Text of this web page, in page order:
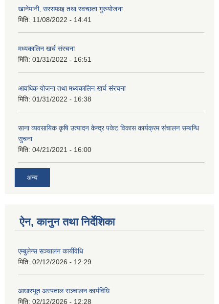
खानेपानी, सरसफाइ तथा स्वच्छता गुरुयोजना
मिति: 11/08/2022 - 14:41
मध्यकालिन खर्च संरचना
मिति: 01/31/2022 - 16:51
आवधिक योजना तथा मध्यकालिन खर्च संरचना
मिति: 01/31/2022 - 16:38
साना व्यवसायिक कृषि उत्पादन केन्द्र पकेट विकास कार्यक्रम संचालन सम्बन्धि
सुचना
मिति: 04/21/2021 - 16:00
अन्य
ऐन, कानुन तथा निर्देशिका
एम्बुलेन्स सञ्चालन कार्यविधि
मिति: 02/12/2026 - 12:29
आधारभूत अस्पताल सञ्चालन कार्यविधि
मिति: 02/12/2026 - 12:28